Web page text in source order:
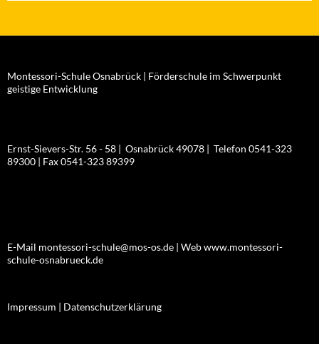
Montessori-Schule Osnabrück | Förderschule im Schwerpunkt
geistige Entwicklung
Ernst-Sievers-Str. 56 - 58 | Osnabrück 49078 | Telefon 0541-323
89300 | Fax 0541-323 89399
E-Mail montessori-schule@mos-os.de | Web www.montessori-
schule-osnabrueck.de
Impressum | Datenschutzerklärung